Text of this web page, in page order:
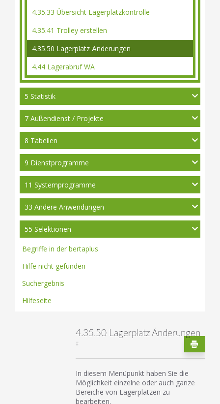
4.35.33 Übersicht Lagerplatzkontrolle
4.35.41 Trolley erstellen
4.35.50 Lagerplatz Änderungen
4.44 Lagerabruf WA
5 Statistik
7 Außendienst / Projekte
8 Tabellen
9 Dienstprogramme
11 Systemprogramme
33 Andere Anwendungen
55 Selektionen
Begriffe in der bertaplus
Hilfe nicht gefunden
Suchergebnis
Hilfeseite
4.35.50 Lagerplatz Änderungen
#
In diesem Menüpunkt haben Sie die
Möglichkeit einzelne oder auch ganze
Bereiche von Lagerplätzen zu
bearbeiten.